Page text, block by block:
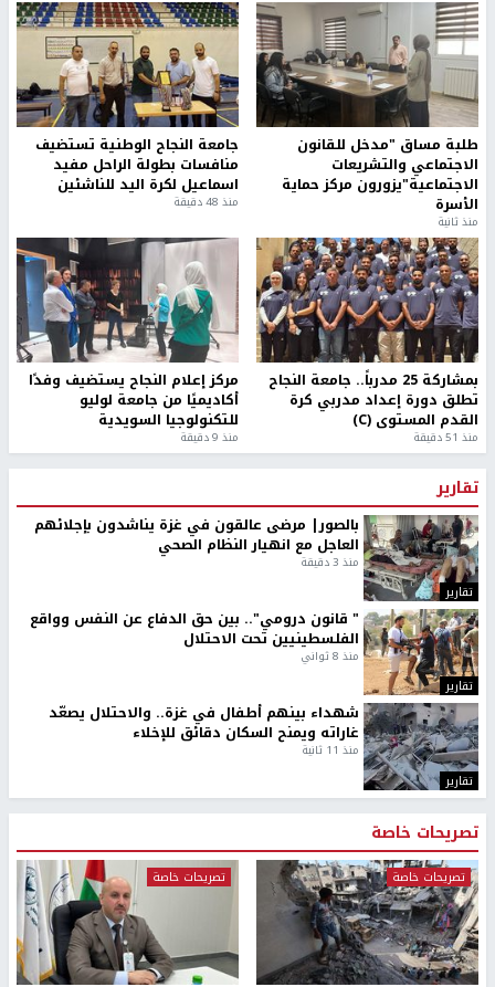
طلبة مساق "مدخل للقانون
الاجتماعي والتشريعات
الاجتماعية"يزورون مركز حماية
الأسرة
منذ ثانية
جامعة النجاح الوطنية تستضيف
منافسات بطولة الراحل مفيد
اسماعيل لكرة اليد للناشئين
منذ 48 دقيقة
بمشاركة 25 مدرباً.. جامعة النجاح
تطلق دورة إعداد مدربي كرة
القدم المستوى (C)
منذ 51 دقيقة
مركز إعلام النجاح يستضيف وفدًا
أكاديميًا من جامعة لوليو
للتكنولوجيا السويدية
منذ 9 دقيقة
تقارير
تقارير
بالصور| مرضى عالقون في غزة يناشدون بإجلائهم
العاجل مع انهيار النظام الصحي
منذ 3 دقيقة
تقارير
" قانون درومي".. بين حق الدفاع عن النفس وواقع
الفلسطينيين تحت الاحتلال
منذ 8 ثواني
تقارير
شهداء بينهم أطفال في غزة.. والاحتلال يصعّد
غاراته ويمنح السكان دقائق للإخلاء
منذ 11 ثانية
تصريحات خاصة
تصريحات خاصة تصريحات خاصة